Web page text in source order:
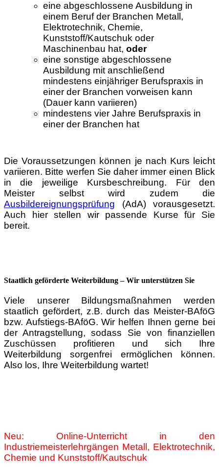
eine abgeschlossene Ausbildung in
einem Beruf der Branchen Metall,
Elektrotechnik, Chemie,
Kunststoff/Kautschuk oder
Maschinenbau hat, oder
eine sonstige abgeschlossene
Ausbildung mit anschließend
mindestens einjähriger Berufspraxis in
einer der Branchen vorweisen kann
(Dauer kann variieren)
mindestens vier Jahre Berufspraxis in
einer der Branchen hat
Die Voraussetzungen können je nach Kurs leicht
variieren. Bitte werfen Sie daher immer einen Blick
in die jeweilige Kursbeschreibung. Für den
Meister selbst wird zudem die
Ausbildereignungsprüfung (AdA) vorausgesetzt.
Auch hier stellen wir passende Kurse für Sie
bereit.
Staatlich geförderte Weiterbildung – Wir unterstützen Sie
Viele unserer Bildungsmaßnahmen werden
staatlich gefördert, z.B. durch das Meister-BAföG
bzw. Aufstiegs-BAföG. Wir helfen Ihnen gerne bei
der Antragstellung, sodass Sie von finanziellen
Zuschüssen profitieren und sich Ihre
Weiterbildung sorgenfrei ermöglichen können.
Also los, Ihre Weiterbildung wartet!
Neu: Online-Unterricht in den
Industriemeisterlehrgängen Metall, Elektrotechnik,
Chemie und Kunststoff/Kautschuk